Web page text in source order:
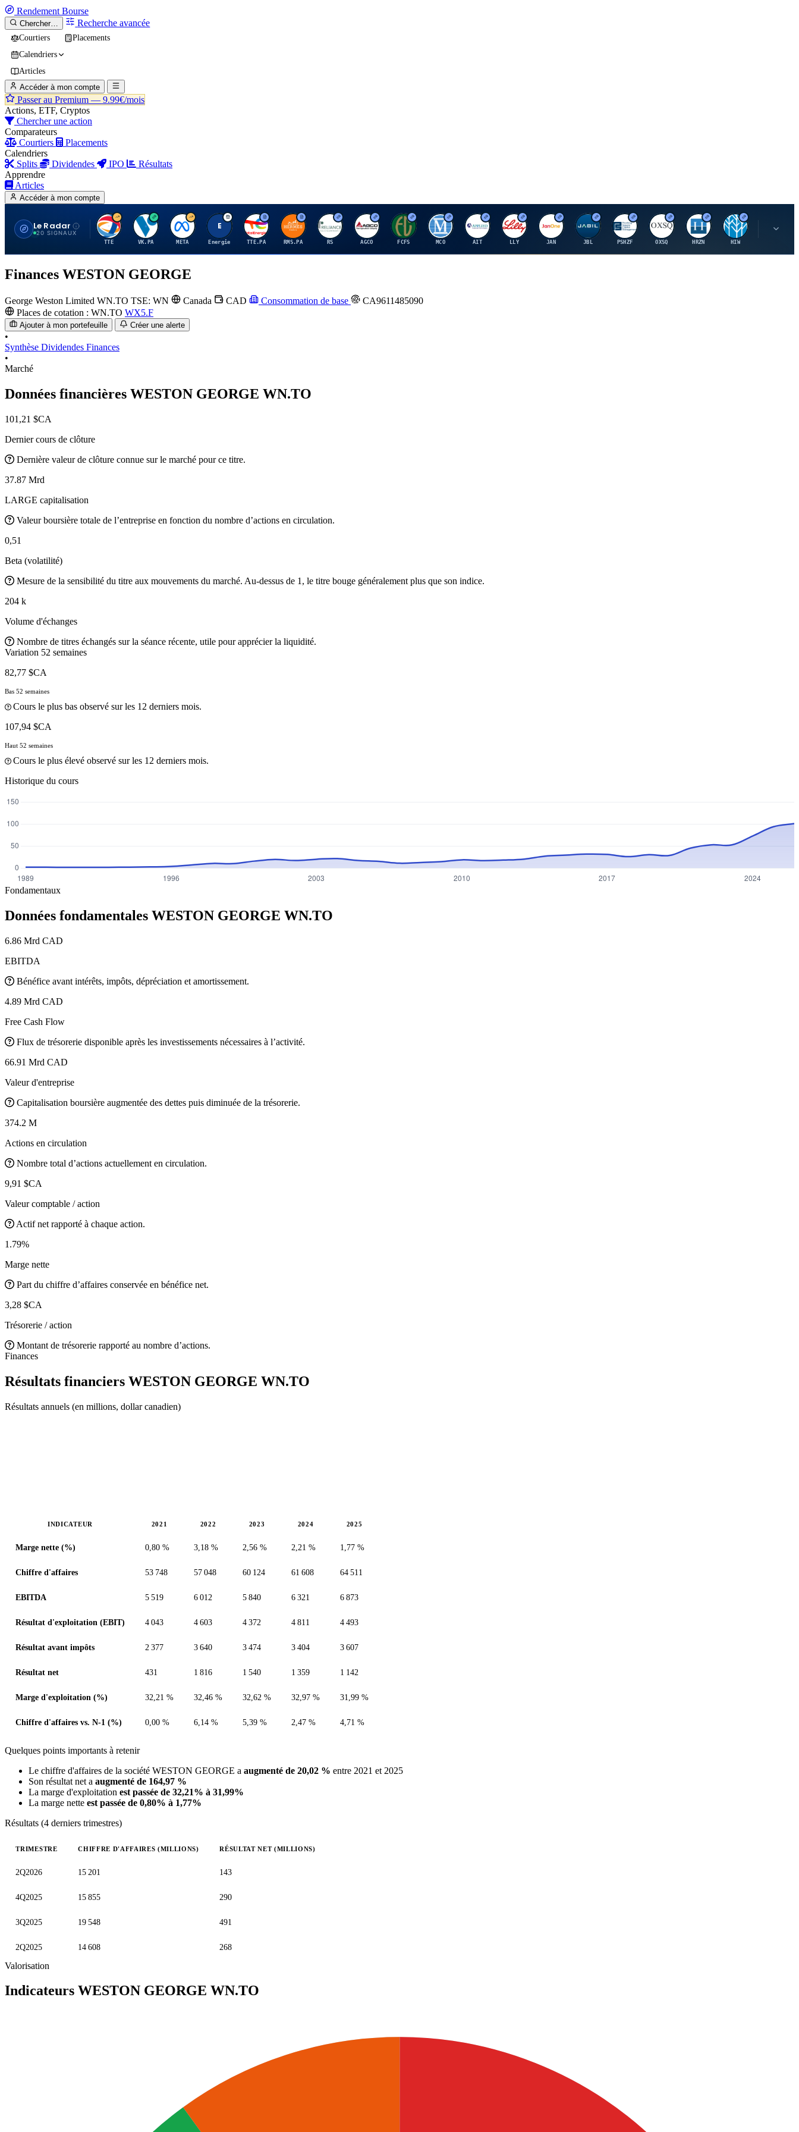
Rendement Bourse
Chercher… Recherche avancée
Courtiers
Placements
Calendriers
Articles
Accéder à mon compte
Passer au Premium — 9.99€/mois
Actions, ETF, Cryptos
Chercher une action
Comparateurs
Courtiers
Placements
Calendriers
Splits
Dividendes IPO
Résultats
Apprendre
Articles
Accéder à mon compte
Le Radar
20 SIGNAUX
T
TTE
V
VK.PA
M
META
E
Energie
T
TTE.PA
H
RMS.PA
R
RS
A
AGCO
F
FCFS
M
MCO
A
AIT
E
LLY
J
JAN
J
JBL
P
PSHZF
O
OXSQ
H
HRZN
H
HIW
U
Finances WESTON GEORGE
George Weston Limited WN.TO TSE: WN Canada CAD Consommation de base
CA9611485090
Places de cotation : WN.TO WX5.F
Ajouter à mon portefeuille Créer une alerte
•
Synthèse Dividendes Finances
•
Marché
Données financières WESTON GEORGE WN.TO
101,21 $CA
Dernier cours de clôture
Dernière valeur de clôture connue sur le marché pour ce titre.
37.87 Mrd
LARGE capitalisation
Valeur boursière totale de l’entreprise en fonction du nombre d’actions en circulation.
0,51
Beta (volatilité)
Mesure de la sensibilité du titre aux mouvements du marché. Au-dessus de 1, le titre bouge généralement plus que son indice.
204 k
Volume d'échanges
Nombre de titres échangés sur la séance récente, utile pour apprécier la liquidité.
Variation 52 semaines
82,77 $CA
Bas 52 semaines
Cours le plus bas observé sur les 12 derniers mois.
107,94 $CA
Haut 52 semaines
Cours le plus élevé observé sur les 12 derniers mois.
Historique du cours
Fondamentaux
Données fondamentales WESTON GEORGE WN.TO
6.86 Mrd CAD
EBITDA
Bénéfice avant intérêts, impôts, dépréciation et amortissement.
4.89 Mrd CAD
Free Cash Flow
Flux de trésorerie disponible après les investissements nécessaires à l’activité.
66.91 Mrd CAD
Valeur d'entreprise
Capitalisation boursière augmentée des dettes puis diminuée de la trésorerie.
374.2 M
Actions en circulation
Nombre total d’actions actuellement en circulation.
9,91 $CA
Valeur comptable / action
Actif net rapporté à chaque action.
1.79%
Marge nette
Part du chiffre d’affaires conservée en bénéfice net.
3,28 $CA
Trésorerie / action
Montant de trésorerie rapporté au nombre d’actions.
Finances
Résultats financiers WESTON GEORGE WN.TO
Résultats annuels (en millions, dollar canadien)
INDICATEUR 2021 2022 2023 2024 2025
Marge nette (%) 0,80 % 3,18 % 2,56 % 2,21 % 1,77 %
Chiffre d'affaires 53 748 57 048 60 124 61 608 64 511
EBITDA 5 519 6 012 5 840 6 321 6 873
Résultat d'exploitation (EBIT) 4 043 4 603 4 372 4 811 4 493
Résultat avant impôts 2 377 3 640 3 474 3 404 3 607
Résultat net 431 1 816 1 540 1 359 1 142
Marge d'exploitation (%) 32,21 % 32,46 % 32,62 % 32,97 % 31,99 %
Chiffre d'affaires vs. N-1 (%) 0,00 % 6,14 % 5,39 % 2,47 % 4,71 %
Quelques points importants à retenir
Le chiffre d'affaires de la société WESTON GEORGE a augmenté de 20,02 % entre 2021 et 2025
Son résultat net a augmenté de 164,97 %
La marge d'exploitation est passée de 32,21% à 31,99%
La marge nette est passée de 0,80% à 1,77%
Résultats (4 derniers trimestres)
TRIMESTRE CHIFFRE D'AFFAIRES (MILLIONS) RÉSULTAT NET (MILLIONS)
2Q2026 15 201 143
4Q2025 15 855 290
3Q2025 19 548 491
2Q2025 14 608 268
Valorisation
Indicateurs WESTON GEORGE WN.TO